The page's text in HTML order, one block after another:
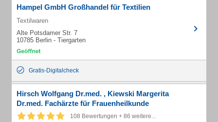
Hampel GmbH Großhandel für Textilien
Textilwaren
Alte Potsdamer Str. 7
10785 Berlin - Tiergarten
Gratis-Digitalcheck
Hirsch Wolfgang Dr.med. , Kiewski Margerita
Dr.med. Fachärzte für Frauenheilkunde
108 Bewertungen + 86 weitere...